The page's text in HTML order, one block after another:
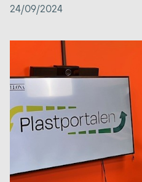
24/09/2024